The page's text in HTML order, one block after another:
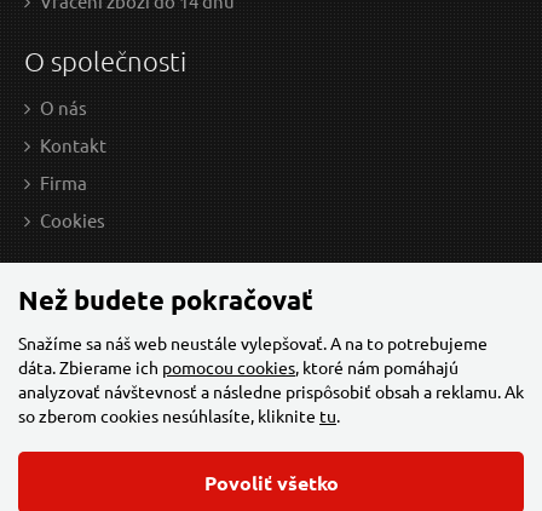
8,80 EUR / Ks
7.15 EUR bez DPH
Skladem
Vrták do kovu HSS, bal 5ks, O 9,0 L=125 L1=81, HSS,
O společnosti
O nás
Kontakt
Firma
Cookies
Než budete pokračovať
Snažíme sa náš web neustále vylepšovať. A na to potrebujeme
dáta. Zbierame ich pomocou cookies, ktoré nám pomáhajú
analyzovať návštevnosť a následne prispôsobiť obsah a reklamu. Ak
so zberom cookies nesúhlasíte, kliknite tu.
Povoliť všetko